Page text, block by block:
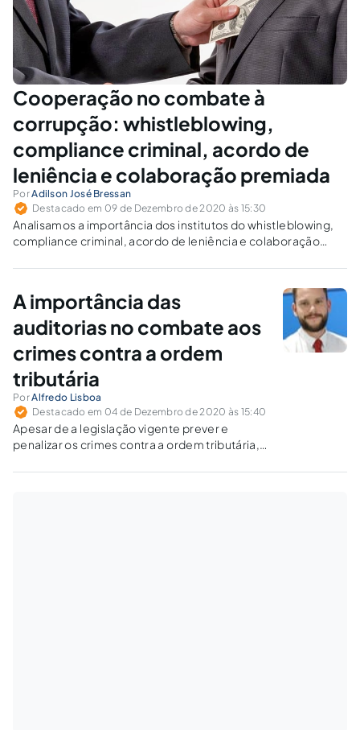
Cooperação no combate à
corrupção: whistleblowing,
compliance criminal, acordo de
leniência e colaboração premiada
PorAdilson José Bressan
Destacado em 09 de Dezembro de 2020 às 15:30
Analisamos a importância dos institutos do whistleblowing,
compliance criminal, acordo de leniência e colaboração
corrupção e crimes correlatos.
A importância das
auditorias no combate aos
crimes contra a ordem
tributária
PorAlfredo Lisboa
Destacado em 04 de Dezembro de 2020 às 15:40
Apesar de a legislação vigente prever e
penalizar os crimes contra a ordem tributária,
Brasil?